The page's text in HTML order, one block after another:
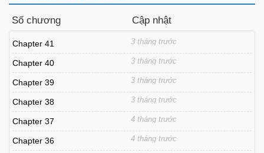
Số chương Cập nhật
Chapter 41 3 tháng trước
Chapter 40 3 tháng trước
Chapter 39 3 tháng trước
Chapter 38 3 tháng trước
Chapter 37 4 tháng trước
Chapter 36 4 tháng trước